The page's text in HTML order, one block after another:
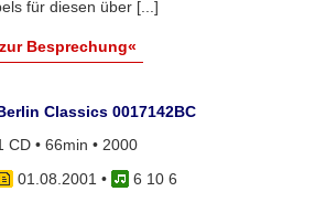
für diesen über [...]
Besprechung«
Classics 0017142BC
CD • 66min • 2000
01.08.2001 •
6 10 6